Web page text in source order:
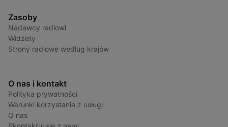
Zasoby
Nadawcy radiowi
Widżety
Strony radiowe według krajów
O nas i kontakt
Polityka prywatności
Warunki korzystania z usługi
O nas